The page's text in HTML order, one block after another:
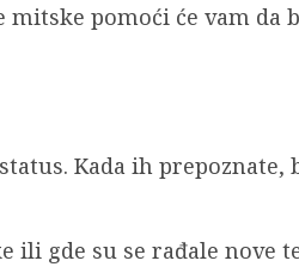
mitske pomoći će vam
Kada ih prepoznate,
ili gde su se rađale nove